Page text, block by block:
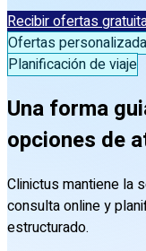
Recibir ofertas
Ofertas
Planificación de viaje
Una forma
opciones de
Clinictus mantiene la
consulta online y
estructurado.